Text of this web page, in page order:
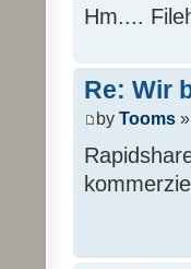
Hm....
Re: Wir
by Tooms